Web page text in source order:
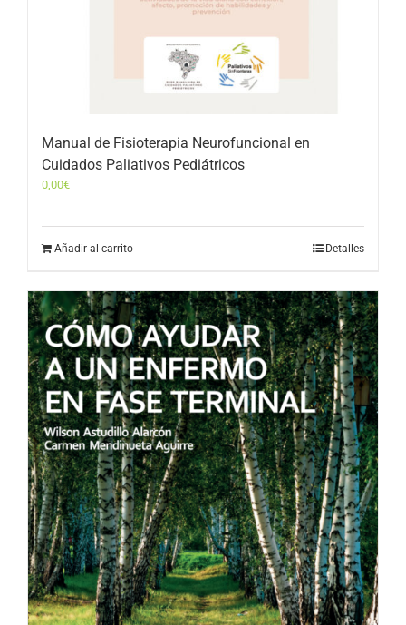
Manual de Fisioterapia Neurofuncional en
Cuidados Paliativos Pediátricos
0,00€
Añadir al carrito Detalles